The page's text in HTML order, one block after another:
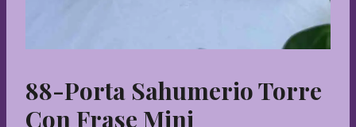
88-Porta Sahumerio Torre
Con Frase Mini